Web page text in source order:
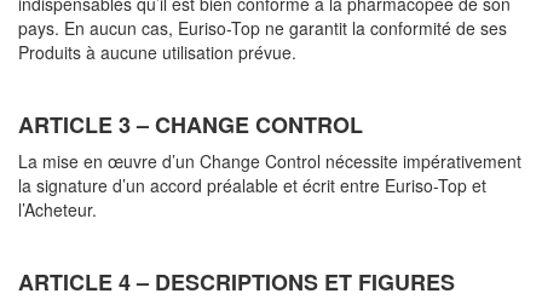
pays. En aucun cas, Euriso-Top ne garantit la conformité de ses
Produits à aucune utilisation prévue.
ARTICLE 3 – CHANGE CONTROL
La mise en œuvre d’un Change Control nécessite impérativement
la signature d’un accord préalable et écrit entre Euriso-Top et
l’Acheteur.
ARTICLE 4 – DESCRIPTIONS ET FIGURES